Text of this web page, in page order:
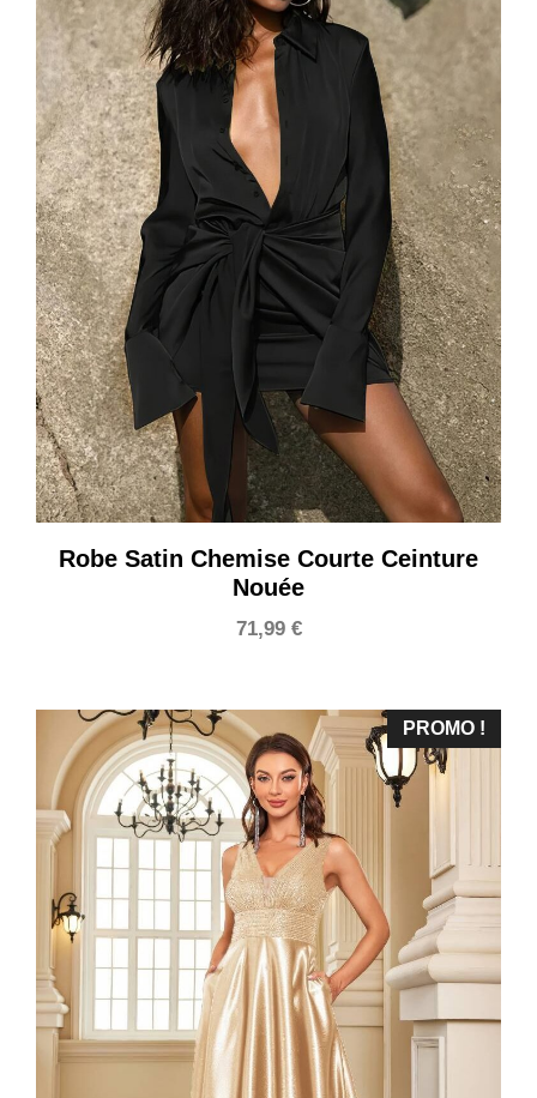
Robe Satin Chemise Courte Ceinture
Nouée
71,99 €
PROMO !